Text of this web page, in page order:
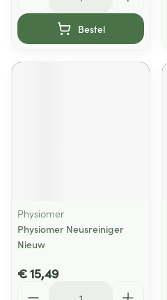
Bestel
Physiomer
Physiomer Neusreiniger
Nieuw
€ 15,49